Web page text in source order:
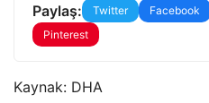
Paylaş: Twitter Facebook
Pinterest
Kaynak: DHA